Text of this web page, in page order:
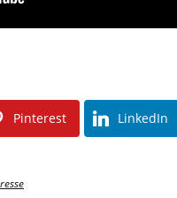
Pinterest LinkedIn